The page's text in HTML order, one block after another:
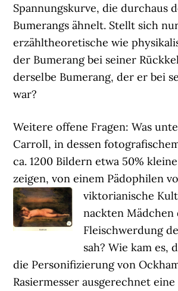
Spannungskurve, die durchaus
Bumerangs ähnelt. Stellt sich
erzähltheoretische wie
der Bumerang bei seiner
derselbe Bumerang, der er bei
war?
Weitere offene Fragen: Was
Carroll, in dessen
ca. 1200 Bildern etwa 50%
zeigen, von einem Pädophilen
viktorianische
nackten Mädchen
Fleischwerdung
sah? Wie kam es,
die Personifizierung von
Rasiermesser ausgerechnet eine